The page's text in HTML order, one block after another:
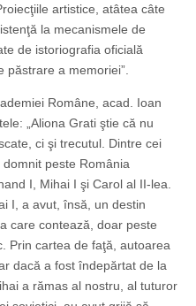
artistice, atâtea câte
la mecanismele de
de istoriografia oficială
păstrare a memoriei”.
Române, acad. Ioan
„Aliona Grati ştie că nu
ci şi trecutul. Dintre cei
peste România
I, Mihai I şi Carol al II-lea.
I, a avut, însă, un destin
care contează, doar peste
Prin cartea de faţă, autoarea
dacă a fost îndepărtat de la
a rămas al nostru, al tuturor